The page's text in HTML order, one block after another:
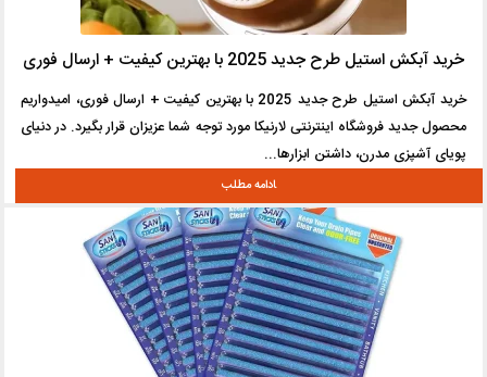
خرید آبکش استیل طرح جدید 2025 با بهترین کیفیت + ارسال فوری
خرید آبکش استیل طرح جدید 2025 با بهترین کیفیت + ارسال فوری، امیدواریم
محصول جدید فروشگاه اینترنتی لارنیکا مورد توجه شما عزیزان قرار بگیرد. در دنیای
پویای آشپزی مدرن، داشتن ابزارها...